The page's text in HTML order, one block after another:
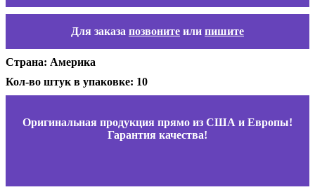
Для заказа позвоните или пишите
Страна: Америка
Кол-во штук в упаковке: 10
Оригинальная продукция прямо из США и Европы!
Гарантия качества!